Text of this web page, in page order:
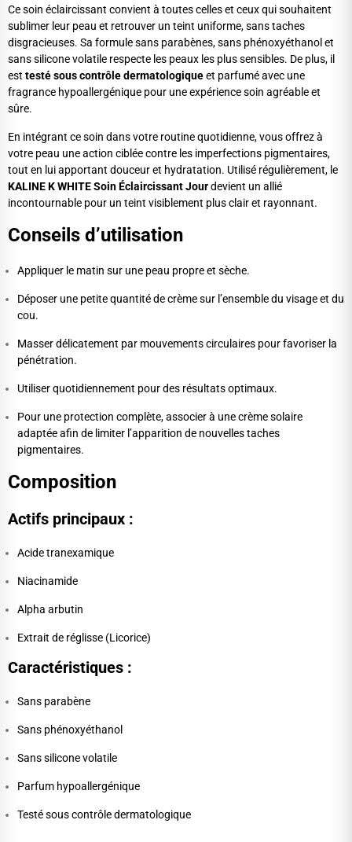
Ce soin éclaircissant convient à toutes celles et ceux qui souhaitent
sublimer leur peau et retrouver un teint uniforme, sans taches
disgracieuses. Sa formule sans parabènes, sans phénoxyéthanol et
sans silicone volatile respecte les peaux les plus sensibles. De plus, il
est testé sous contrôle dermatologiqueet parfumé avec une
fragrance hypoallergénique pour une expérience soin agréable et
sûre.
En intégrant ce soin dans votre routine quotidienne, vous offrez à
votre peau une action ciblée contre les imperfections pigmentaires,
tout en lui apportant douceur et hydratation. Utilisé régulièrement, le
KALINE K WHITE Soin Éclaircissant Jourdevient un allié
incontournable pour un teint visiblement plus clair et rayonnant.
Conseils d’utilisation
Appliquer le matin sur une peau propre et sèche.
Déposer une petite quantité de crème sur l’ensemble du visage et du
cou.
Masser délicatement par mouvements circulaires pour favoriser la
pénétration.
Utiliser quotidiennement pour des résultats optimaux.
Pour une protection complète, associer à une crème solaire
adaptée afin de limiter l’apparition de nouvelles taches
pigmentaires.
Composition
Actifs principaux :
Acide tranexamique
Niacinamide
Alpha arbutin
Extrait de réglisse (Licorice)
Caractéristiques :
Sans parabène
Sans phénoxyéthanol
Sans silicone volatile
Parfum hypoallergénique
Testé sous contrôle dermatologique